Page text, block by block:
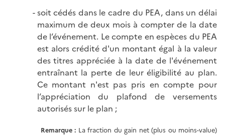
soit cédés dans le cadre du PEA, dans un délai
maximum de deux mois à compter de la date
de l’événement. Le compte en espèces du PEA
est alors crédité d'un montant égal à la valeur
des titres appréciée à la date de l'événement
entraînant la perte de leur éligibilité au plan.
Ce montant n'est pas pris en compte pour
l’appréciation du plafond de versements
autorisés sur le plan ;
Remarque : La fraction du gain net (plus ou moins-value)